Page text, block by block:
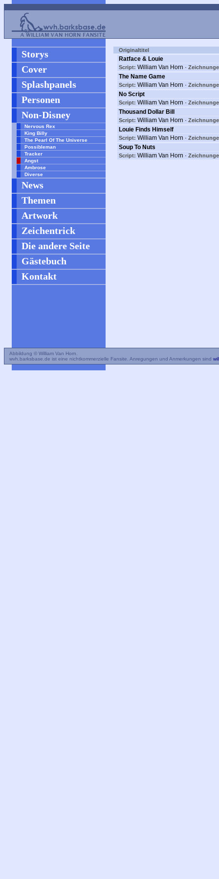
Storys
Cover
Splashpanels
Personen
Non-Disney
Nervous Rex
King Billy
The Pearl Of The Universe
Possibleman
Tracker
Angst
Ambrose
Diverse
News
Themen
Artwork
Zeichentrick
Die andere Seite
Gästebuch
Kontakt
Originaltitel
Ratface & Louie
Script: William Van Horn ·
The Name Game
Script: William Van Horn ·
No Script
Script: William Van Horn ·
Thousand Dollar Bill
Script: William Van Horn ·
Louie Finds Himself
Script: William Van Horn ·
Soup To Nuts
Script: William Van Horn ·
Abbildung © William Van Horn.
wvh.barksbase.de ist eine nichtkommerzielle Fansite. Anregungen und Anmerkungen sind